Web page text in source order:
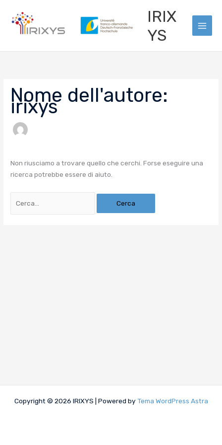
contenuto
IRIX
YS
Nome dell'autore:
irixys
Non riusciamo a trovare quello che cerchi. Forse eseguire una
ricerca potrebbe essere di aiuto.
Copyright © 2026 IRIXYS | Powered by Tema WordPress Astra